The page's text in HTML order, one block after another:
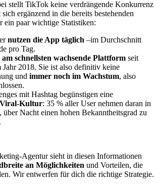
stellt TikTok keine verdrängende Konkurrenz
ergänzend in die bereits bestehenden
ein paar wichtige Statistiken:
nutzen die App täglich –im Durchschnitt
pro Tag.
am schnellsten wachsende Plattform seit
Jahr 2018. Sie ist also definitiv keine
und immer noch im Wachstum, also
mit Hashtag begünstigen eine
Viral-Kultur: 35 % aller User nehmen daran in
Nacht einen hohen Bekanntheitsgrad zu
Agentur sieht in diesen Informationen
an Möglichkeiten und Vorteilen, die
Wir entwerfen für dich die richtige Strategie.